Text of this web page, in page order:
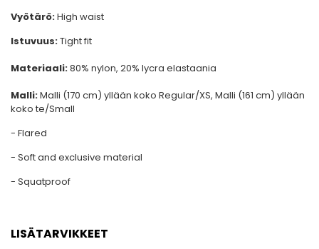
Vyötärö:High waist
Istuvuus:Tight fit
Materiaali:80% nylon, 20% lycra elastaania
Malli:Malli (170 cm) yllään koko Regular/XS, Malli (161 cm) yllään
koko te/Small
- Flared
- Soft and exclusive material
- Squatproof
LISÄTARVIKKEET